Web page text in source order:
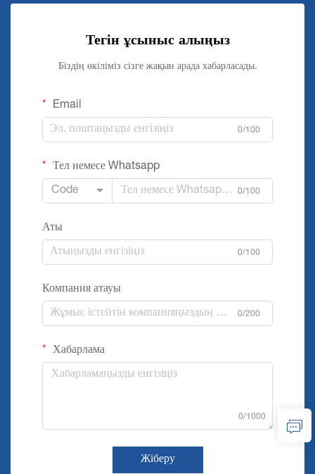
Тегін ұсыныс алыңыз
Біздің өкіліміз сізге жақын арада хабарласады.
Email
0/100
Тел немесе Whatsapp
Code 0/100
Аты
0/100
Компания атауы
0/200
Хабарлама
0/1000
Жіберу